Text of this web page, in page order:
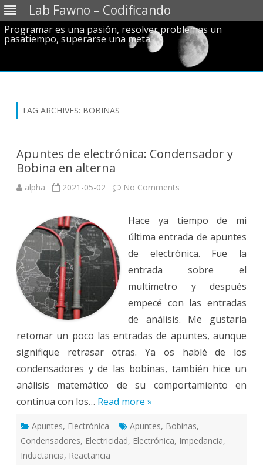
Lab Fawno – Codificando
Programar es una pasión, resolver problemas un
pasatiempo, superarse una meta.
TAG ARCHIVES: BOBINAS
Apuntes de electrónica: Condensador y
Bobina en alterna
alpha 2021-05-02 No Comments
Condensador
Bobina
alterna
Hace ya tiempo de mi
última entrada de apuntes
de electrónica. Fue la
entrada sobre el
multímetro y después
empecé con las entradas
de análisis. Me gustaría
retomar un poco las entradas de apuntes, aunque
signifique retrasar otras. Ya os hablé de los
condensadores y de las bobinas, también hice un
análisis matemático de su comportamiento en
continua con los… Read more »
Apuntes, Electrónica Apuntes, Bobinas,
Condensadores, Electricidad, Electrónica, Impedancia,
Inductancia, Reactancia